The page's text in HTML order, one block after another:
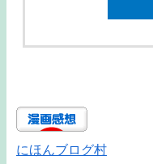
にほんブログ村